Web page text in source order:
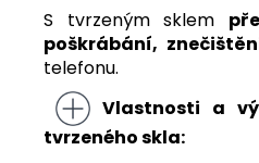
S tvrzeným sklem
poškrábání,
telefonu.
Vlastnosti a
tvrzeného skla: